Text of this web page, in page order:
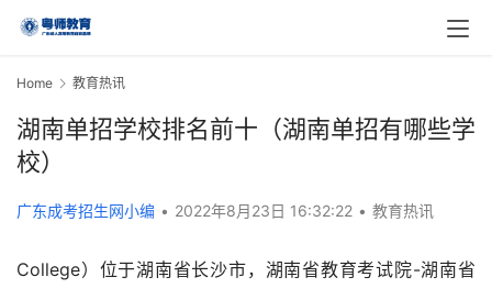
Home 教育热讯
湖南单招学校排名前十（湖南单招有哪些学
校）
广东成考招生网小编 • 2022年8月23日 16:32:22 • 教育热讯
College）位于湖南省长沙市，湖南省教育考试院-湖南省